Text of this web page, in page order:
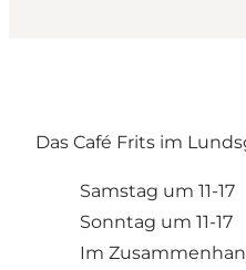
Das Café Frits im
Samstag um 11-17
Sonntag um 11-17
Im